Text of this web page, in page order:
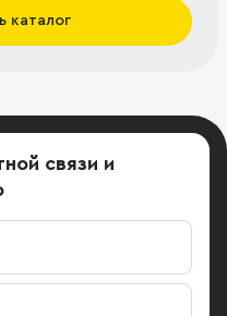
каталог
связи и